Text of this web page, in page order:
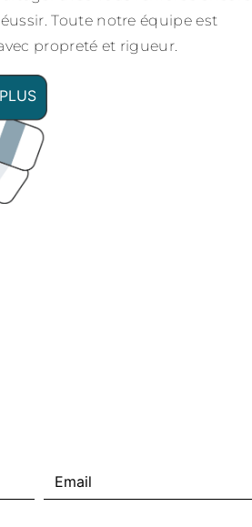
Toute notre équipe est
propreté et rigueur.